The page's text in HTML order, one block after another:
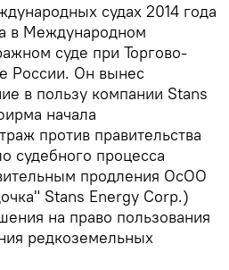
судах 2014 года
в Международном
суде при Торгово-
России. Он вынес
в пользу компании Stans
начала
против правительства
судебного процесса
продления ОсОО
Stans Energy Corp.)
на право пользования
редкоземельных